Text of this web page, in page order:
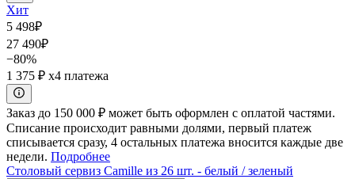
Хит
5 498₽
27 490₽
−80%
1 375 ₽ x4 платежа
Заказ до 150 000 ₽ может быть оформлен с оплатой частями.
Списание происходит равными долями, первый платеж
списывается сразу, 4 остальных платежа вносится каждые две
недели. Подробнее
Столовый сервиз Camille из 26 шт. - белый / зеленый